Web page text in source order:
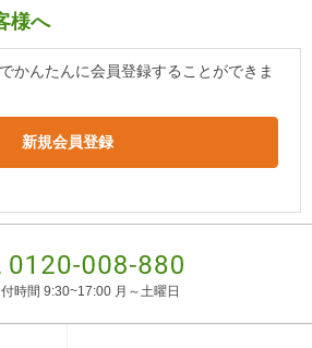
様へ
かんたんに会員登録することができま
時間 9:30~17:00 月～土曜日